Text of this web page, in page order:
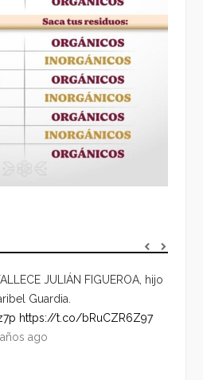
JULIÁN FIGUEROA, hijo
Guardia.
https://t.co/bRuCZR6Z97
ago